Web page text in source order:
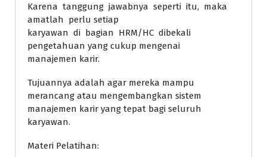
Karena tanggung jawabnya seperti itu, maka
amatlah perlu setiap
karyawan di bagian HRM/HC dibekali
pengetahuan yang cukup mengenai
manajemen karir.
Tujuannya adalah agar mereka mampu
merancang atau mengembangkan sistem
manajemen karir yang tepat bagi seluruh
karyawan.
Materi Pelatihan: